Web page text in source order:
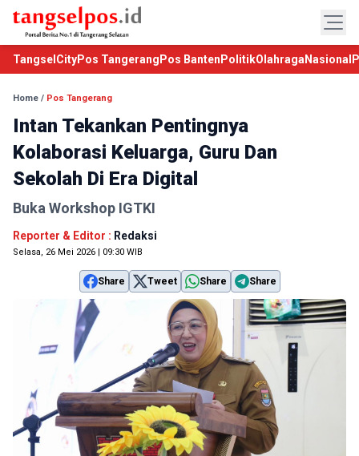
TangselCityPos Tangerang Pos Banten PolitikOlahraga Nasional
Home / Pos Tangerang
Intan Tekankan Pentingnya
Kolaborasi Keluarga, Guru Dan
Sekolah Di Era Digital
Buka Workshop IGTKI
Reporter & Editor : Redaksi
Selasa, 26 Mei 2026 | 09:30 WIB
Share Tweet Share Share